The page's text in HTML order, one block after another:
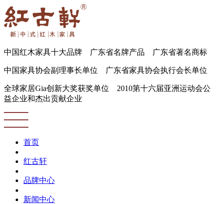
中国红木家具十大品牌 广东省名牌产品 广东省著名商标
中国家具协会副理事长单位 广东省家具协会执行会长单位
全球家居Gia创新大奖获奖单位 2010第十六届亚洲运动会公
益企业和杰出贡献企业
首页
红古轩
品牌中心
新闻中心